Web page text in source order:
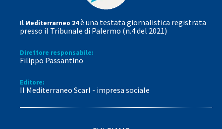
Il Mediterrarneo 24è una testata giornalistica registrata
presso il Tribunale di Palermo (n.4 del 2021)
Direttore responsabile:
Filippo Passantino
Editore:
Il Mediterraneo Scarl - impresa sociale